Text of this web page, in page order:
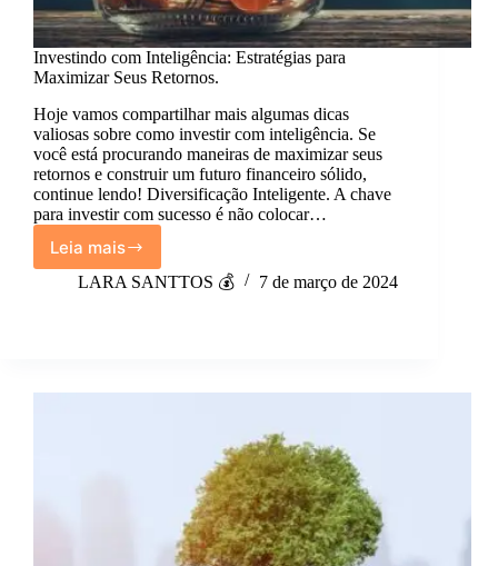
Investindo com Inteligência: Estratégias para
Maximizar Seus Retornos.
Hoje vamos compartilhar mais algumas dicas
valiosas sobre como investir com inteligência. Se
você está procurando maneiras de maximizar seus
retornos e construir um futuro financeiro sólido,
continue lendo! Diversificação Inteligente. A chave
para investir com sucesso é não colocar…
Leia maisInvestindo
com
LARA SANTTOS 💰 7 de março de 2024